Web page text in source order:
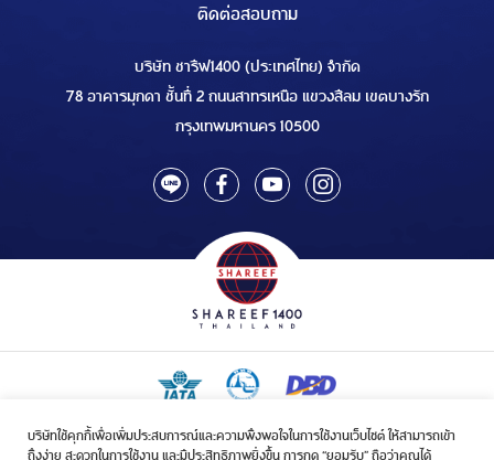
บริษัทใช้คุกกี้เพื่อเพิ่มประสบการณ์และความพึงพอใจในการใช้งานเว็บไซต์ ให้สามารถเข้า
ถึงง่าย สะดวกในการใช้งาน และมีประสิทธิภาพยิ่งขึ้น การกด “ยอมรับ” ถือว่าคุณได้
ติดต่อสอบถาม
บริษัท ชารีฟ1400 (ประเทศไทย) จำกัด
78 อาคารมุกดา ชั้นที่ 2 ถนนสาทรเหนือ แขวงสีลม เขตบางรัก
กรุงเทพมหานคร 10500
ใบอนุญาตเป็นผู้ประกอบกิจการรับจัดบริการขนส่งในกิจการฮัจย์เลขที่ 1/2568